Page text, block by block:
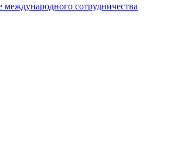
сотрудничества